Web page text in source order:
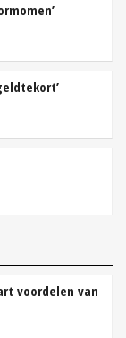
voordelen van